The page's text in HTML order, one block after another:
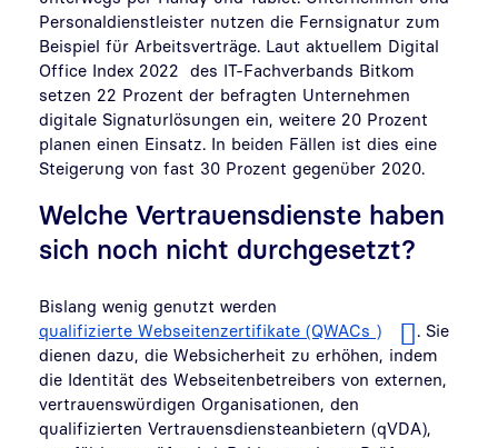
Personaldienstleister nutzen die Fernsignatur zum
Beispiel für Arbeitsverträge. Laut aktuellem Digital
Office Index 2022 des IT-Fachverbands Bitkom
setzen 22 Prozent der befragten Unternehmen
digitale Signaturlösungen ein, weitere 20 Prozent
planen einen Einsatz. In beiden Fällen ist dies eine
Steigerung von fast 30 Prozent gegenüber 2020.
Welche Vertrauensdienste haben
sich noch nicht durchgesetzt?
Bislang wenig genutzt werden
qualifizierte Webseitenzertifikate (QWACs )
. Sie
dienen dazu, die Websicherheit zu erhöhen, indem
die Identität des Webseitenbetreibers von externen,
vertrauenswürdigen Organisationen, den
qualifizierten Vertrauensdiensteanbietern (qVDA),